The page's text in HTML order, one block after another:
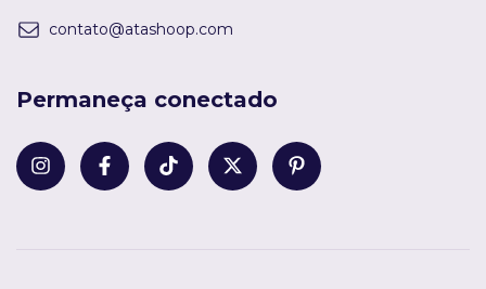
contato@atashoop.com
Permaneça conectado